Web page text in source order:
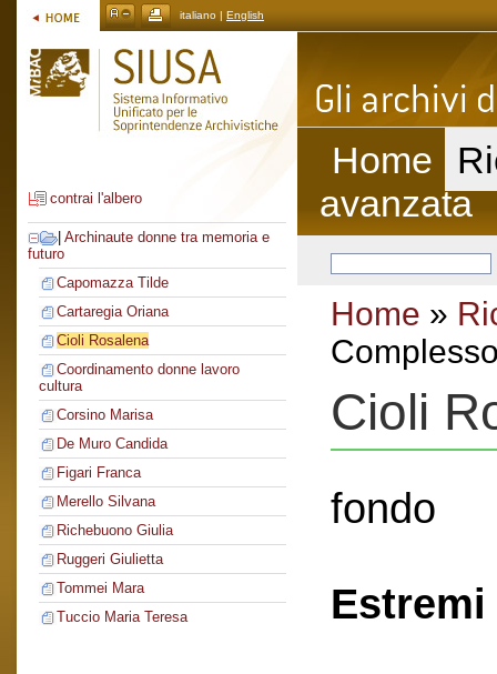
italiano | English
contrai l'albero
Archinaute donne tra memoria e
futuro
Capomazza Tilde
Cartaregia Oriana
Cioli Rosalena
Coordinamento donne lavoro
cultura
Corsino Marisa
De Muro Candida
Figari Franca
Merello Silvana
Richebuono Giulia
Ruggeri Giulietta
Tommei Mara
Tuccio Maria Teresa
Home
avanzata
Home »
Cioli
fondo